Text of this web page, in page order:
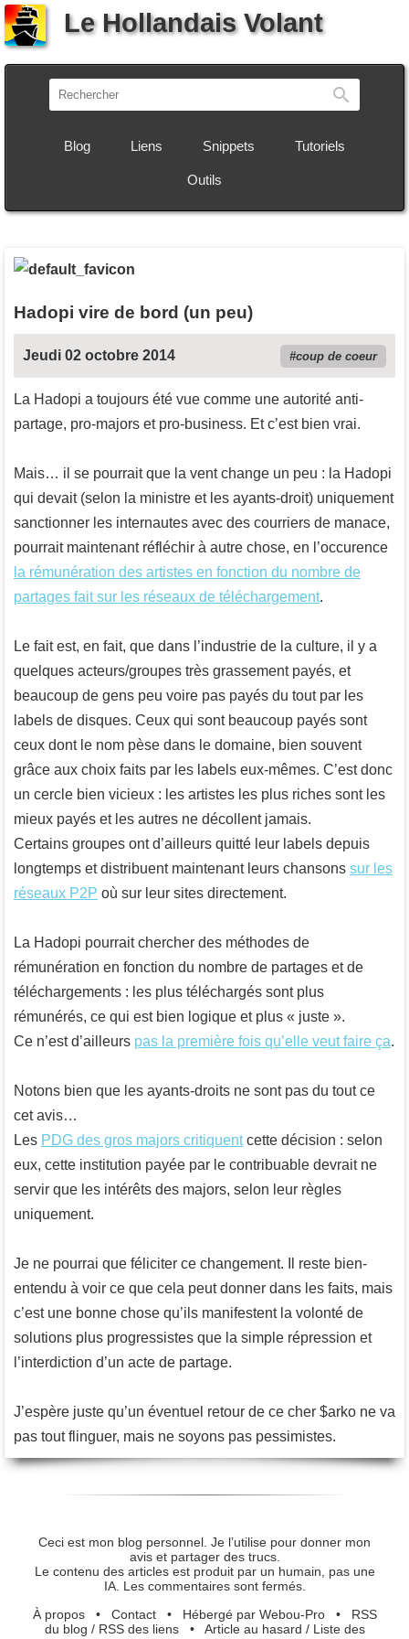
Le Hollandais Volant
Blog Liens Snippets Tutoriels
Outils
Hadopi vire de bord (un peu)
Jeudi 02 octobre 2014 coup de coeur
La Hadopi a toujours été vue comme une autorité anti-
partage, pro-majors et pro-business. Et c’est bien vrai.
Mais… il se pourrait que la vent change un peu : la Hadopi
qui devait (selon la ministre et les ayants-droit) uniquement
sanctionner les internautes avec des courriers de manace,
pourrait maintenant réfléchir à autre chose, en l’occurence
la rémunération des artistes en fonction du nombre de
partages fait sur les réseaux de téléchargement.
Le fait est, en fait, que dans l’industrie de la culture, il y a
quelques acteurs/groupes très grassement payés, et
beaucoup de gens peu voire pas payés du tout par les
labels de disques. Ceux qui sont beaucoup payés sont
ceux dont le nom pèse dans le domaine, bien souvent
grâce aux choix faits par les labels eux-mêmes. C’est donc
un cercle bien vicieux : les artistes les plus riches sont les
mieux payés et les autres ne décollent jamais.
Certains groupes ont d’ailleurs quitté leur labels depuis
longtemps et distribuent maintenant leurs chansons sur les
réseaux P2P où sur leur sites directement.
La Hadopi pourrait chercher des méthodes de
rémunération en fonction du nombre de partages et de
téléchargements : les plus téléchargés sont plus
rémunérés, ce qui est bien logique et plus « juste ».
Ce n’est d’ailleurs pas la première fois qu’elle veut faire ça.
Notons bien que les ayants-droits ne sont pas du tout ce
cet avis…
Les PDG des gros majors critiquentcette décision : selon
eux, cette institution payée par le contribuable devrait ne
servir que les intérêts des majors, selon leur règles
uniquement.
Je ne pourrai que féliciter ce changement. Il reste bien-
entendu à voir ce que cela peut donner dans les faits, mais
c’est une bonne chose qu’ils manifestent la volonté de
solutions plus progressistes que la simple répression et
l’interdiction d’un acte de partage.
J’espère juste qu’un éventuel retour de ce cher $arko ne va
pas tout flinguer, mais ne soyons pas pessimistes.
Ceci est mon blog personnel. Je l’utilise pour donner mon
avis et partager des trucs.
Le contenu des articles est produit par un humain, pas une
IA. Les commentaires sont fermés.
À propos• Contact• Hébergé par Webou-Pro• RSS
du blog / RSS des liens• Article au hasard / Liste des